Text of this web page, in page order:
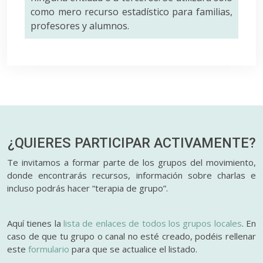
como mero recurso estadístico para familias,
profesores y alumnos.
¿QUIERES PARTICIPAR ACTIVAMENTE?
Te invitamos a formar parte de los grupos del movimiento,
donde encontrarás recursos, información sobre charlas e
incluso podrás hacer “terapia de grupo”.
Aquí tienes lalista de enlaces de todos los grupos locales. En
caso de que tu grupo o canal no esté creado, podéis rellenar
este formulario para que se actualice el listado.